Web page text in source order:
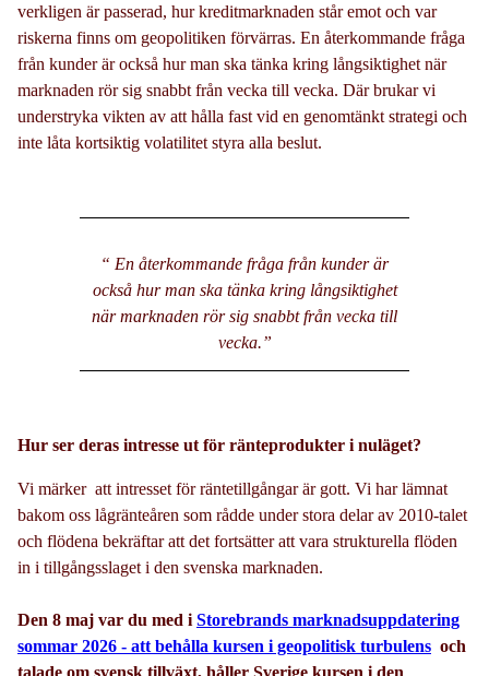
verkligen är passerad, hur kreditmarknaden står emot och var
riskerna finns om geopolitiken förvärras. En återkommande fråga
från kunder är också hur man ska tänka kring långsiktighet när
marknaden rör sig snabbt från vecka till vecka. Där brukar vi
understryka vikten av att hålla fast vid en genomtänkt strategi och
inte låta kortsiktig volatilitet styra alla beslut.
“ En återkommande fråga från kunder är
också hur man ska tänka kring långsiktighet
när marknaden rör sig snabbt från vecka till
vecka.”
Hur ser deras intresse ut för ränteprodukter i nuläget?
Vi märker att intresset för räntetillgångar är gott. Vi har lämnat
bakom oss lågränteåren som rådde under stora delar av 2010-talet
och flödena bekräftar att det fortsätter att vara strukturella flöden
in i tillgångsslaget i den svenska marknaden.
Den 8 maj var du med i Storebrands marknadsuppdatering
sommar 2026 - att behålla kursen i geopolitisk turbulens och